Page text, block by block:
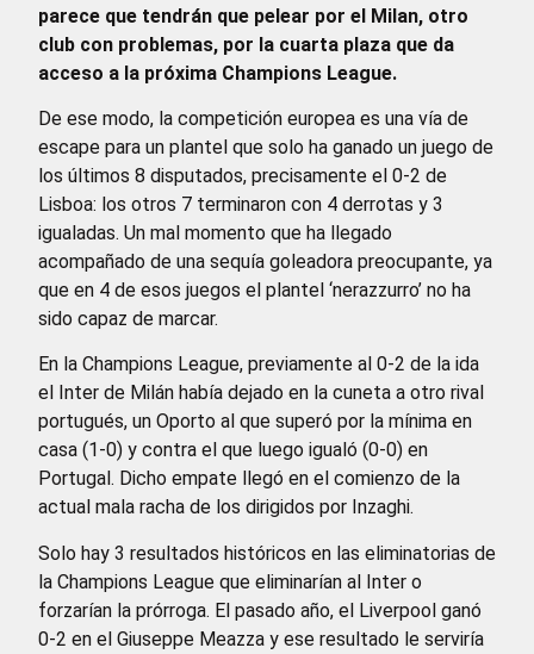
parece que tendrán que pelear por el Milan, otro
club con problemas, por la cuarta plaza que da
acceso a la próxima Champions League.
De ese modo, la competición europea es una vía de
escape para un plantel que solo ha ganado un juego de
los últimos 8 disputados, precisamente el 0-2 de
Lisboa: los otros 7 terminaron con 4 derrotas y 3
igualadas. Un mal momento que ha llegado
acompañado de una sequía goleadora preocupante, ya
que en 4 de esos juegos el plantel ‘nerazzurro’ no ha
sido capaz de marcar.
En la Champions League, previamente al 0-2 de la ida
el Inter de Milán había dejado en la cuneta a otro rival
portugués, un Oporto al que superó por la mínima en
casa (1-0) y contra el que luego igualó (0-0) en
Portugal. Dicho empate llegó en el comienzo de la
actual mala racha de los dirigidos por Inzaghi.
Solo hay 3 resultados históricos en las eliminatorias de
la Champions League que eliminarían al Inter o
forzarían la prórroga. El pasado año, el Liverpool ganó
0-2 en el Giuseppe Meazza y ese resultado le serviría